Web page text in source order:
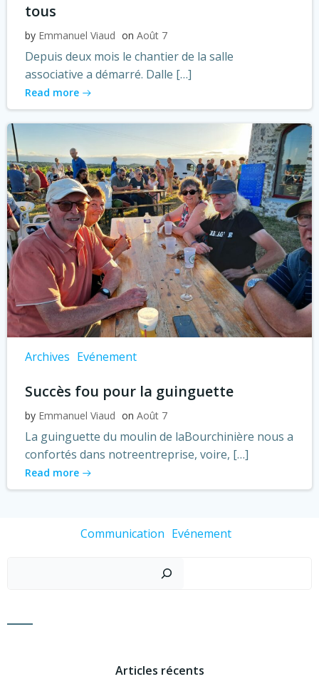
tous
by Emmanuel Viaud on Août 7
Depuis deux mois le chantier de la salle
associative a démarré. Dalle […]
Read more
Archives Evénement
Succès fou pour la guinguette
by Emmanuel Viaud on Août 7
La guinguette du moulin de laBourchinière nous a
confortés dans notreentreprise, voire, […]
Read more
Communication Evénement
Articles récents